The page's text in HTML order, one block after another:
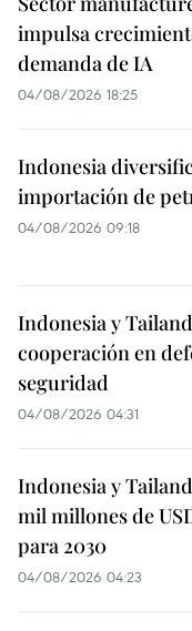
impulsa
demanda de IA
04/08/2026 18:25
Indonesia
importación de
04/08/2026 09:18
Indonesia y
cooperación en
seguridad
04/08/2026 04:31
Indonesia y
mil millones de
para 2030
04/08/2026 04:23